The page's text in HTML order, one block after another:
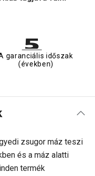
garanciális időszak
(években)
zsugor máz teszi
és a máz alatti
termék